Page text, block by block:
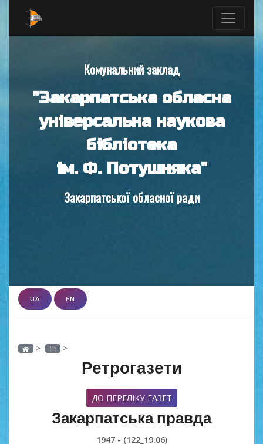
Комунальний заклад
"Закарпатська обласна
універсальна наукова
бібліотека
ім. Ф. Потушняка"
Закарпатської обласної ради
UA EN
> >
Ретрогазети
ДО ПЕРЕЛІКУ ГАЗЕТ
Закарпатська правда
1947 - (122_19.06)